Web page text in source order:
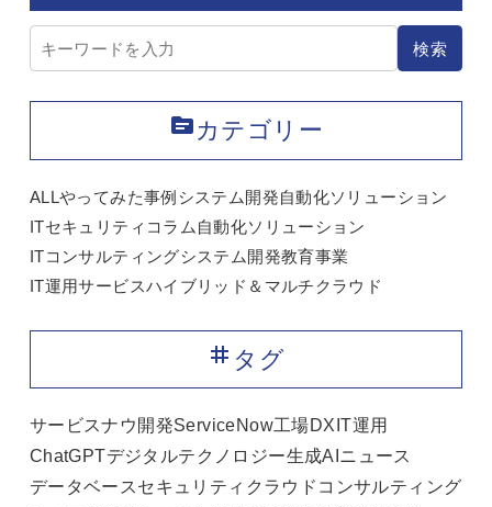
記事検索 検索
topicカテゴリー
ALLやってみた事例システム開発自動化ソリューション
ITセキュリティ コラム 自動化ソリューション
ITコンサルティングシステム開発教育事業
IT運用サービスハイブリッド＆マルチクラウド
tag タグ
サービスナウ 開発ServiceNow工場DX IT運用
ChatGPTデジタルテクノロジー生成AI ニュース
データベースセキュリティ クラウド コンサルティング